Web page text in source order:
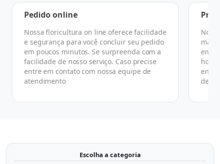
Pedido online
Nossa floricultura on line oferece facilidade
e segurança para você concluir seu pedido
em poucos minutos. Se surpreenda com a
facilidade de nosso serviço. Caso precise
entre em contato com nossa equipe de
atendimento
No
em
de
Escolha a categoria